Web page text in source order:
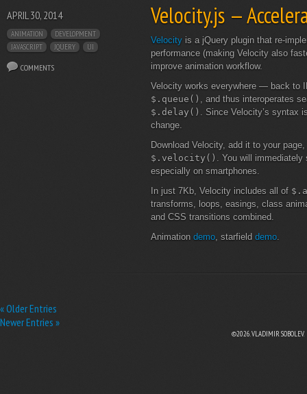
Velocity.js —
APRIL 30, 2014
Velocity is a jQuery plugin that re-
performance (making Velocity also
improve animation workflow.
Velocity works everywhere — back to
$.queue() , and thus interoperates
$.delay() . Since Velocity’s syntax
change.
Download Velocity, add it to your
$.velocity() . You will
especially on smartphones.
In just 7Kb, Velocity includes all of
transforms, loops, easings, class
and CSS transitions combined.
Animation demo, starfield demo.
ANIMATION
DEVELOPMENT
JAVASCRIPT
JQUERY UI
COMMENTS
« Older Entries
Newer Entries »
©2026. VLADIMIR SOBOLEV.